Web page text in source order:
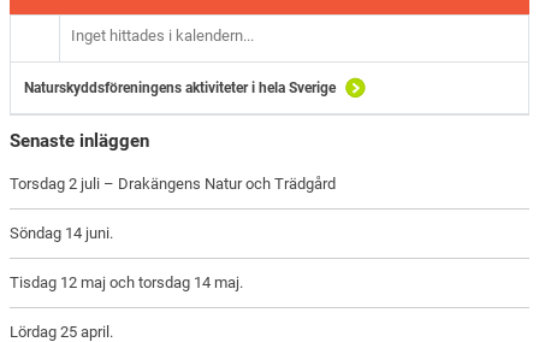
Inget hittades i kalendern...
Naturskyddsföreningens aktiviteter i hela Sverige
Senaste inläggen
Torsdag 2 juli – Drakängens Natur och Trädgård
Söndag 14 juni.
Tisdag 12 maj och torsdag 14 maj.
Lördag 25 april.